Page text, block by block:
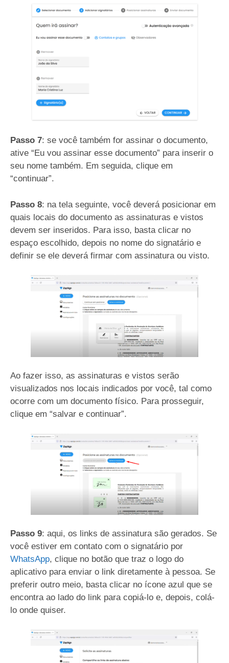
Passo 7: se você também for assinar o documento,
ative “Eu vou assinar esse documento” para inserir o
seu nome também. Em seguida, clique em
“continuar”.
Passo 8: na tela seguinte, você deverá posicionar em
quais locais do documento as assinaturas e vistos
devem ser inseridos. Para isso, basta clicar no
espaço escolhido, depois no nome do signatário e
definir se ele deverá firmar com assinatura ou visto.
Ao fazer isso, as assinaturas e vistos serão
visualizados nos locais indicados por você, tal como
ocorre com um documento físico. Para prosseguir,
clique em “salvar e continuar”.
Passo 9: aqui, os links de assinatura são gerados. Se
você estiver em contato com o signatário por
WhatsApp, clique no botão que traz o logo do
aplicativo para enviar o link diretamente à pessoa. Se
preferir outro meio, basta clicar no ícone azul que se
encontra ao lado do link para copiá-lo e, depois, colá-
lo onde quiser.